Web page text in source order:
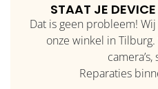
STAAT JE DEVICE
Dat is geen probleem!
onze winkel in
Reparaties